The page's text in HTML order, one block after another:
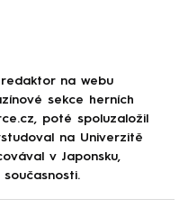
na webu
sekce herních
poté spoluzaložil
na Univerzitě
v Japonsku,